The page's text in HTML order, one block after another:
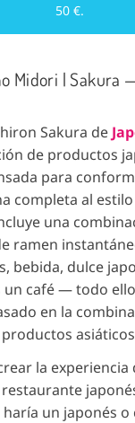
50 €.
Midori | Sakura
Sakura de
de productos
para
completa al
una
ramen
bebida, dulce
un café — todo
en la
la experiencia
un japonés o